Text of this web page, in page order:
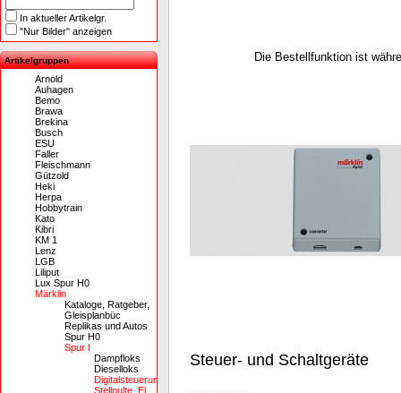
In aktueller Artikelgr.
"Nur Bilder" anzeigen
Artikelgruppen
Arnold
Auhagen
Bemo
Brawa
Brekina
Busch
ESU
Faller
Fleischmann
Gützold
Heki
Herpa
Hobbytrain
Kato
Kibri
KM 1
Lenz
LGB
Liliput
Lux Spur H0
Märklin
Kataloge, Ratgeber,
Gleisplanbüc
Replikas und Autos
Spur H0
Spur I
Dampfloks
Dieselloks
Digitalsteuerung,
Stellpulte, El
Die Bestellfunktion ist
Steuer- und Schaltgeräte